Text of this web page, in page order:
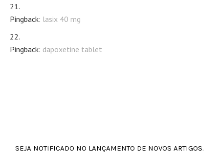
Pingback: lasix 40 mg
Pingback: dapoxetine tablet
SEJA NOTIFICADO NO LANÇAMENTO DE NOVOS ARTIGOS.